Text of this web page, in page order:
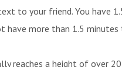
to your friend. You have
have more than 1.5 minutes
reaches a height of over